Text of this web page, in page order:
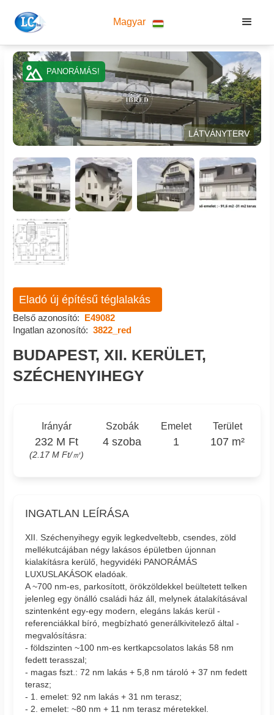
Magyar
PANORÁMÁS!
LÁTVÁNYTERV
Eladó új építésű téglalakás
Belső azonosító: E49082
Ingatlan azonosító: 3822_red
BUDAPEST, XII. KERÜLET,
SZÉCHENYIHEGY
Irányár
232 M Ft
(2.17 M Ft/㎡)
Szobák
4 szoba
Emelet
1
Terület
107 m²
INGATLAN LEÍRÁSA
XII. Széchenyihegy egyik legkedveltebb, csendes, zöld
mellékutcájában négy lakásos épületben újonnan
kialakításra kerülő, hegyvidéki PANORÁMÁS
LUXUSLAKÁSOK eladóak.
A ~700 nm-es, parkosított, örökzöldekkel beültetett telken
jelenleg egy önálló családi ház áll, melynek átalakításával
szintenként egy-egy modern, elegáns lakás kerül -
referenciákkal bíró, megbízható generálkivitelező által -
megvalósításra:
- földszinten ~100 nm-es kertkapcsolatos lakás 58 nm
fedett terasszal;
- magas fszt.: 72 nm lakás + 5,8 nm tároló + 37 nm fedett
terasz;
- 1. emelet: 92 nm lakás + 31 nm terasz;
- 2. emelet: ~80 nm + 11 nm terasz méretekkel.